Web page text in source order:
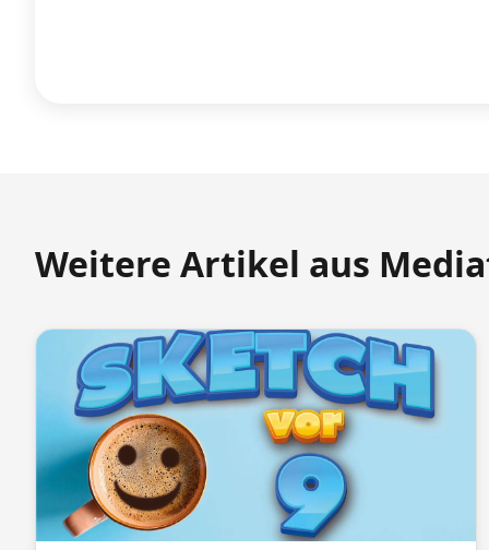
Weitere Artikel aus